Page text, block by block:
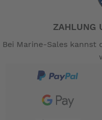
ZAHLUNG
Bei Marine-Sales kannst